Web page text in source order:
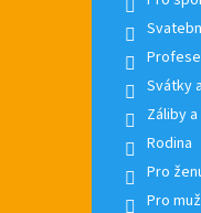
Profese
Svátky
Záliby
Rodina
Pro
Pro